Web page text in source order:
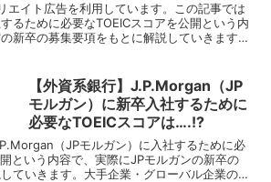
エイト広告を利用しています。この記事では
るために必要なTOEICスコアを公開という内
新卒の募集要項をもとに解説していきます。
【外資系銀行】J.P.Morgan（JP
モルガン）に新卒入社するために
必要なTOEICスコアは….!?
（JPモルガン）に入社するために必
という内容で、実際にJPモルガンの新卒の
ていきます。大手企業・グローバル企業の入